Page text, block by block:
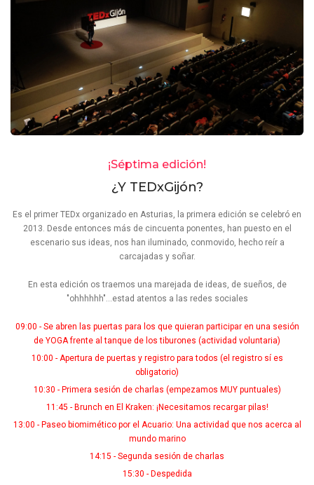
¡Séptima edición!
¿Y TEDxGijón?
Es el primer TEDx organizado en Asturias, la primera edición se celebró en
2013. Desde entonces más de cincuenta ponentes, han puesto en el
escenario sus ideas, nos han iluminado, conmovido, hecho reír a
carcajadas y soñar.
En esta edición os traemos una marejada de ideas, de sueños, de
"ohhhhhh"...estad atentos a las redes sociales
09:00 - Se abren las puertas para los que quieran participar en una sesión
de YOGA frente al tanque de los tiburones (actividad voluntaria)
10:00 - Apertura de puertas y registro para todos (el registro sí es
obligatorio)
10:30 - Primera sesión de charlas (empezamos MUY puntuales)
11:45 - Brunch en El Kraken: ¡Necesitamos recargar pilas!
13:00 - Paseo biomimético por el Acuario: Una actividad que nos acerca al
mundo marino
14:15 - Segunda sesión de charlas
15:30 - Despedida